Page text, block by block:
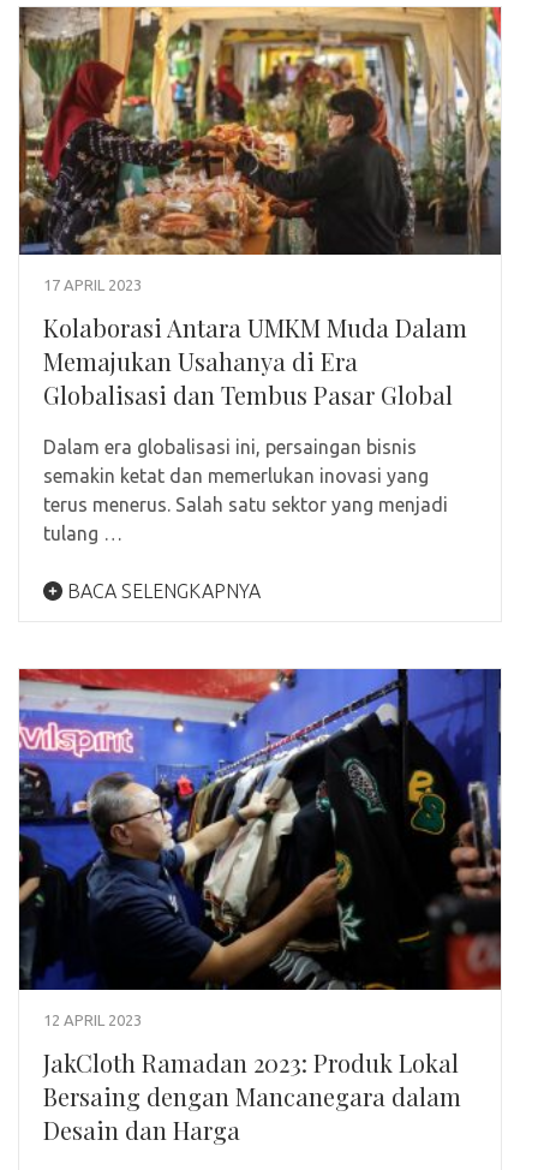
17 APRIL 2023
Kolaborasi Antara UMKM Muda Dalam
Memajukan Usahanya di Era
Globalisasi dan Tembus Pasar Global
Dalam era globalisasi ini, persaingan bisnis
semakin ketat dan memerlukan inovasi yang
terus menerus. Salah satu sektor yang menjadi
tulang …
BACA SELENGKAPNYA
12 APRIL 2023
JakCloth Ramadan 2023: Produk Lokal
Bersaing dengan Mancanegara dalam
Desain dan Harga